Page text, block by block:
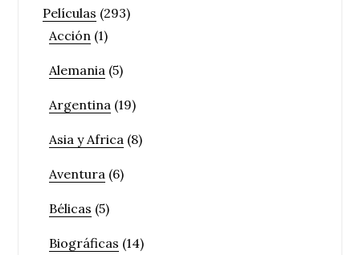
Películas (293)
Acción (1)
Alemania (5)
Argentina (19)
Asia y Africa (8)
Aventura (6)
Bélicas (5)
Biográficas (14)